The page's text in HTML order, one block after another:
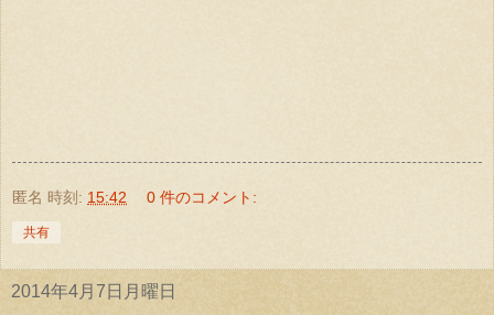
匿名 時刻: 15:42 0 件のコメント:
共有
2014年4月7日月曜日